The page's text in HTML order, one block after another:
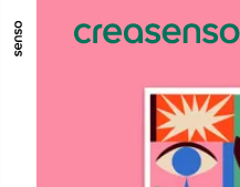
GO TO MAIN CONTENT